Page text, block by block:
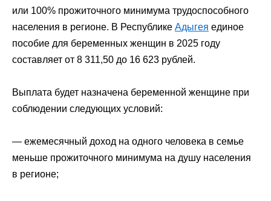
или 100% прожиточного минимума трудоспособного
населения в регионе. В Республике Адыгея единое
пособие для беременных женщин в 2025 году
составляет от 8 311,50 до 16 623 рублей.
Выплата будет назначена беременной женщине при
соблюдении следующих условий:
— ежемесячный доход на одного человека в семье
меньше прожиточного минимума на душу населения
в регионе;